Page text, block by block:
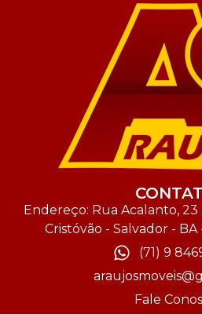
Endereço: Rua Acalanto, 23
Cristóvão - Salvador - BA
(71) 9
Fale